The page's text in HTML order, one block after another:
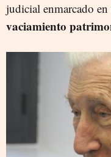
judicial enmarcado
vaciamiento